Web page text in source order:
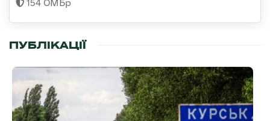
154 ОМБр
ПУБЛІКАЦІЇ